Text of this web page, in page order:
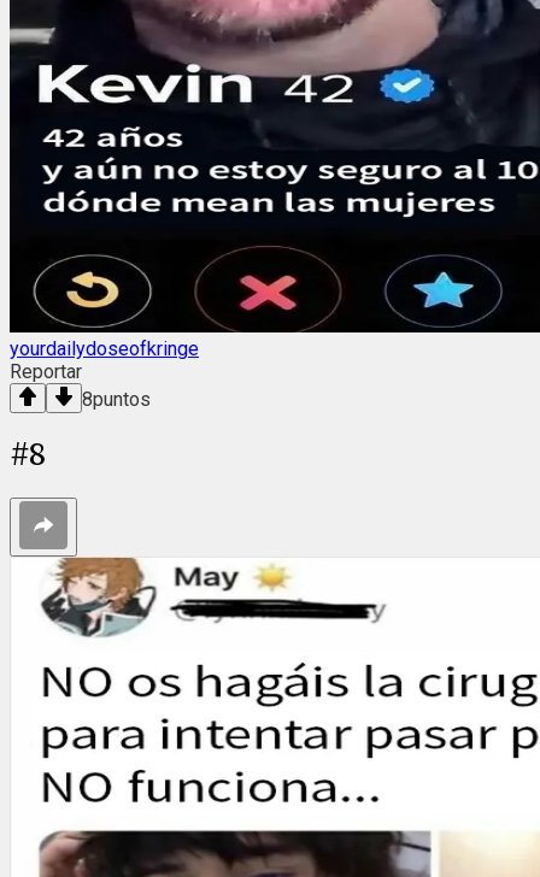
yourdailydoseofkringe
Reportar
8puntos
#8